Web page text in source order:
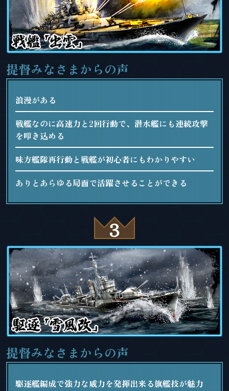
提督みなさまからの声
浪漫がある
戦艦なのに高速力と2回行動で、潜水艦にも連続攻撃
を叩き込める
味方艦隊再行動と戦艦が初心者にもわかりやすい
ありとあらゆる局面で活躍させることができる
提督みなさまからの声
駆逐艦編成で強力な威力を発揮出来る旗艦技が魅力